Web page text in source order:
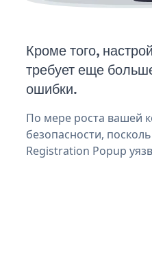
Кроме того,
требует еще
ошибки.
По мере роста вашей
безопасности,
Registration Popup